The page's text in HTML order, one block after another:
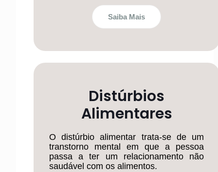
Saiba Mais
Distúrbios
Alimentares
O distúrbio alimentar trata-se de um
transtorno mental em que a pessoa
passa a ter um relacionamento não
saudável com os alimentos.